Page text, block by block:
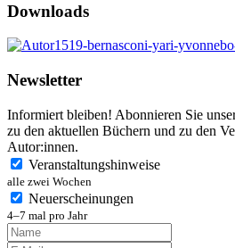
Downloads
Newsletter
Informiert bleiben! Abonnieren Sie
zu den aktuellen Büchern und zu den
Autor:innen.
Veranstaltungshinweise
alle zwei Wochen
Neuerscheinungen
4–7 mal pro Jahr